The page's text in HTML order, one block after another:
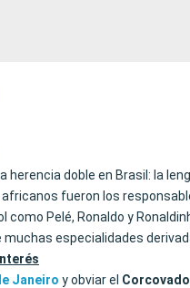
herencia doble en Brasil: la
fueron los
como Pelé, Ronaldo y
muchas especialidades
Janeiro y obviar el Corcovado